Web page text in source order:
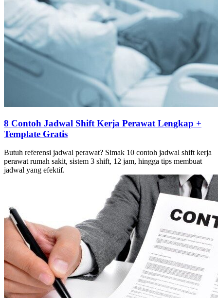
8 Contoh Jadwal Shift Kerja Perawat Lengkap +
Template Gratis
Butuh referensi jadwal perawat? Simak 10 contoh jadwal shift kerja
perawat rumah sakit, sistem 3 shift, 12 jam, hingga tips membuat
jadwal yang efektif.